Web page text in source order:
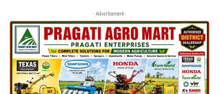
- Advertisement -